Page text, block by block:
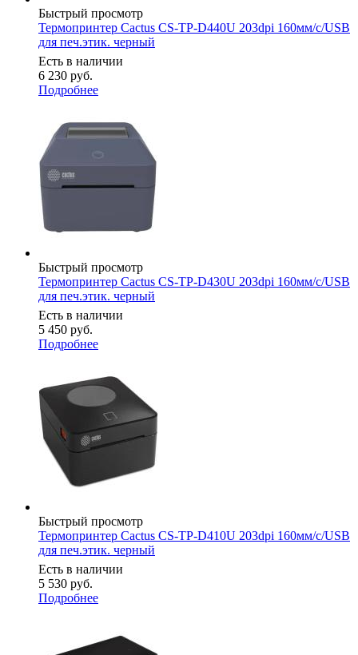
Быстрый просмотр
Термопринтер Cactus CS-TP-D440U 203dpi 160мм/с/USB
для печ.этик. черный
Есть в наличии
6 230 руб.
Подробнее
Быстрый просмотр
Термопринтер Cactus CS-TP-D430U 203dpi 160мм/с/USB
для печ.этик. черный
Есть в наличии
5 450 руб.
Подробнее
Быстрый просмотр
Термопринтер Cactus CS-TP-D410U 203dpi 160мм/с/USB
для печ.этик. черный
Есть в наличии
5 530 руб.
Подробнее